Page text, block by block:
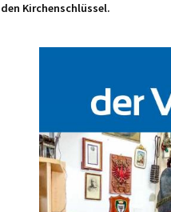
Kirchenschlüssel.